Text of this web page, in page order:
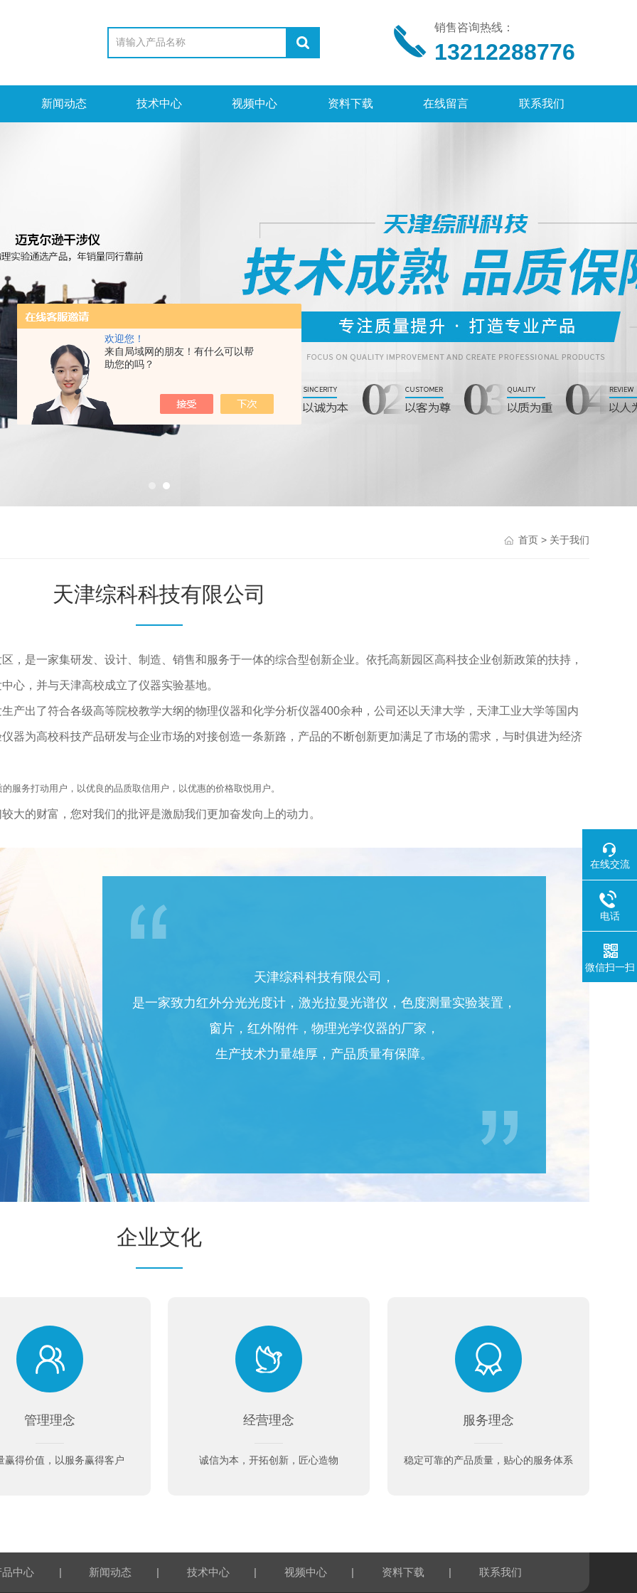
欢迎您！
来自局域网的朋友！有什么可以帮
助您的吗？
销售咨询热线：
13212288776
新闻动态 技术中心 视频中心 资料下载 在线留言 联系我们
首页> 关于我们
天津综科科技有限公司
，是一家集研发、设计、制造、销售和服务于一体的综合型创新企业。依托高新园区高科技企业创新政策的扶持，
心，并与天津高校成立了仪器实验基地。
产出了符合各级高等院校教学大纲的物理仪器和化学分析仪器400余种，公司还以天津大学，天津工业大学等国内
器为高校科技产品研发与企业市场的对接创造一条新路，产品的不断创新更加满足了市场的需求，与时俱进为经济
服务打动用户，以优良的品质取信用户，以优惠的价格取悦用户。
大的财富，您对我们的批评是激励我们更加奋发向上的动力。
天津综科科技有限公司，
是一家致力红外分光光度计，激光拉曼光谱仪，色度测量实验装置，
窗片，红外附件，物理光学仪器的厂家，
生产技术力量雄厚，产品质量有保障。
企业文化
管理理念
赢得价值，以服务赢得客户
经营理念
诚信为本，开拓创新，匠心造物
服务理念
稳定可靠的产品质量，贴心的服务体系
品中心 | 新闻动态 | 技术中心 | 视频中心 | 资料下载 | 联系我们
在线交流
电话
微信扫一扫